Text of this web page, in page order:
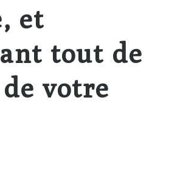
et
tout de
votre